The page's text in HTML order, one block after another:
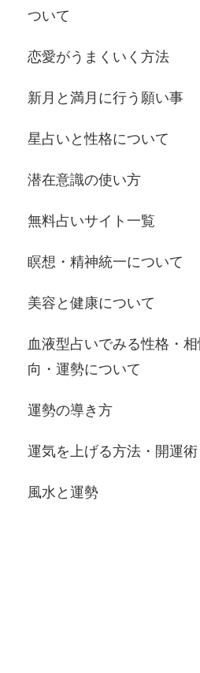
ついて
恋愛がうまくいく方法
新月と満月に行う願い事
星占いと性格について
潜在意識の使い方
無料占いサイト一覧
瞑想・精神統一について
美容と健康について
血液型占いでみる性格・
向・運勢について
運勢の導き方
運気を上げる方法・開運術
風水と運勢